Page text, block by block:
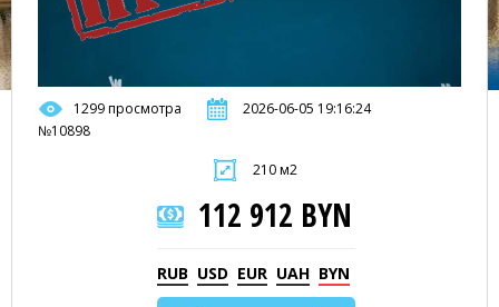
1299 просмотра
2026-06-05 19:16:24
№10898
210 м2
112 912 BYN
RUB USD EUR UAH BYN